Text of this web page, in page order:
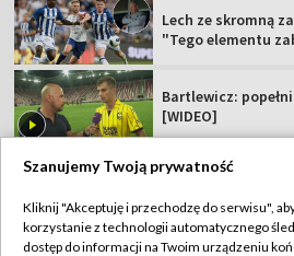
Lech ze skromną
"Tego elementu
Bartlewicz:
[WIDEO]
TVP
Szanujemy Twoją prywatność
Kliknij "Akceptuję i przechodzę do serwisu",
korzystanie z technologii automatycznego
dostęp do informacji na Twoim urządzeniu